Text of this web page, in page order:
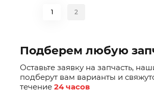
1 2
Подберем любую
Оставьте заявку на запчасть,
подберут вам варианты и
течение 24 часов